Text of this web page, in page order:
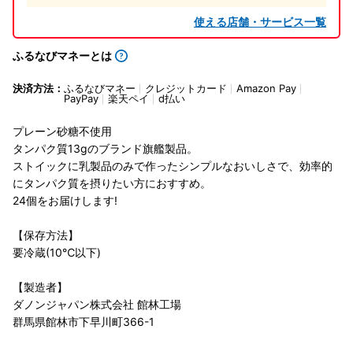
使える店舗・サービス一覧
ふるなびマネーとは
決済方法： ふるなびマネー クレジットカード
Amazon Pay
PayPay
楽天ペイ d払い
プレーン砂糖不使用
タンパク質13gのブランド旗艦製品。
ストイックに乳製品のみで作ったシンプルなおいしさで、効率的
にタンパク質を摂りたい方におすすめ。
24個をお届けします!
【保存方法】
要冷蔵(10℃以下)
【製造者】
ダノンジャパン株式会社 館林工場
群馬県館林市下早川町366-1